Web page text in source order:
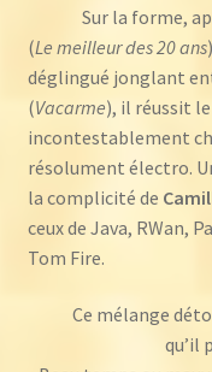
Sur la forme,
(Le meilleur des 20 ans
déglingué jonglant
(Vacarme), il réussit
incontestablement
résolument électro.
la complicité de
ceux de Java, RWan,
Tom Fire.
Ce mélange
qu’il